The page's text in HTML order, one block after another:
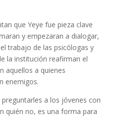
que Yeye fue pieza clave
y empezaran a dialogar,
trabajo de las psicólogas y
la institución reafirman el
aquellos a quienes
enemigos.
a los jóvenes con
quién no, es una forma para